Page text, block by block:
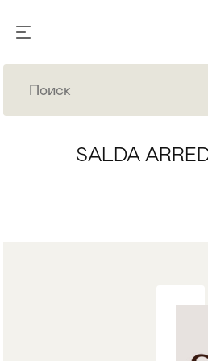
SALDA